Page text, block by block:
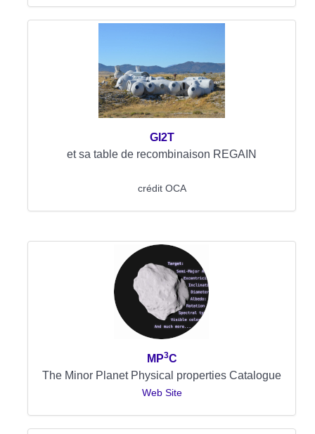
GI2T
et sa table de recombinaison REGAIN
crédit OCA
MP3C
The Minor Planet Physical properties Catalogue
Web Site